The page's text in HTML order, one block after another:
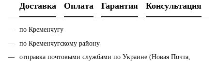
Доставка Оплата Гарантия Консультация
по Кременчугу
по Кременчугскому району
отправка почтовыми службами по Украине (Новая Почта,